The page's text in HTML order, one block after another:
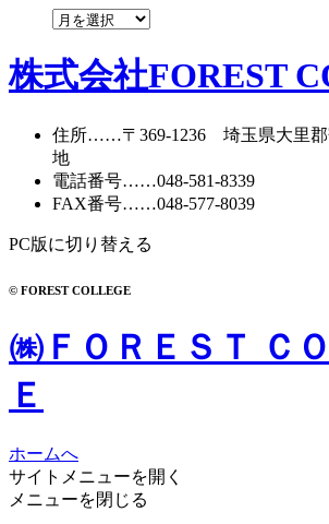
ー
ア
カ
イ
株式会社FOREST
住所……〒369-1236 埼玉県大里郡
地
電話番号……048-581-8339
FAX番号……048-577-8039
PC版に切り替える
© FOREST COLLEGE
㈱ＦＯＲＥＳＴ Ｃ
Ｅ
ホームへ
サイトメニューを開く
メニューを閉じる